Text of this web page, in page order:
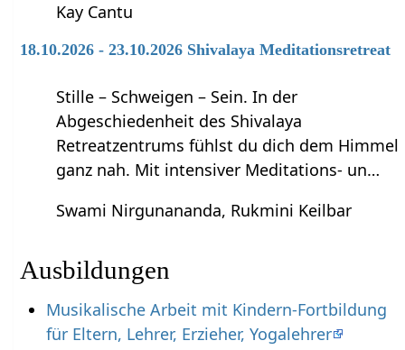
Kay Cantu
18.10.2026 - 23.10.2026 Shivalaya Meditationsretreat
Stille – Schweigen – Sein. In der
Abgeschiedenheit des Shivalaya
Retreatzentrums fühlst du dich dem Himmel
ganz nah. Mit intensiver Meditations- un…
Swami Nirgunananda, Rukmini Keilbar
Ausbildungen
Musikalische Arbeit mit Kindern-Fortbildung
für Eltern, Lehrer, Erzieher, Yogalehrer